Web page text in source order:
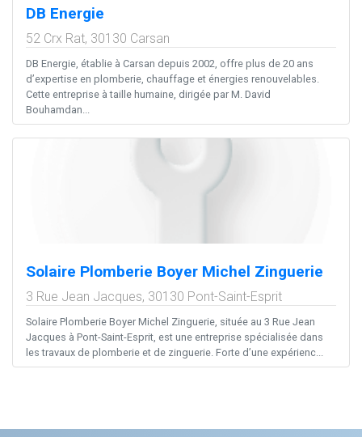
DB Energie
52 Crx Rat, 30130 Carsan
DB Energie, établie à Carsan depuis 2002, offre plus de 20 ans
d’expertise en plomberie, chauffage et énergies renouvelables.
Cette entreprise à taille humaine, dirigée par M. David
Bouhamdan...
Solaire Plomberie Boyer Michel Zinguerie
3 Rue Jean Jacques, 30130 Pont-Saint-Esprit
Solaire Plomberie Boyer Michel Zinguerie, située au 3 Rue Jean
Jacques à Pont-Saint-Esprit, est une entreprise spécialisée dans
les travaux de plomberie et de zinguerie. Forte d’une expérienc...